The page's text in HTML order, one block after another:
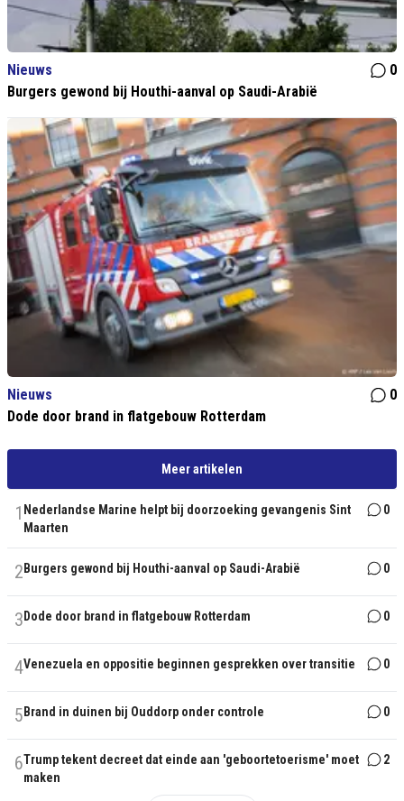
Nieuws
0
Burgers gewond bij Houthi-aanval op Saudi-Arabië
Nieuws
0
Dode door brand in flatgebouw Rotterdam
Meer artikelen
1 Nederlandse Marine helpt bij doorzoeking gevangenis Sint
Maarten
0
2 Burgers gewond bij Houthi-aanval op Saudi-Arabië 0
3 Dode door brand in flatgebouw Rotterdam 0
4Venezuela en oppositie beginnen gesprekken over transitie 0
5 Brand in duinen bij Ouddorp onder controle 0
6Trump tekent decreet dat einde aan 'geboortetoerisme' moet
maken
2